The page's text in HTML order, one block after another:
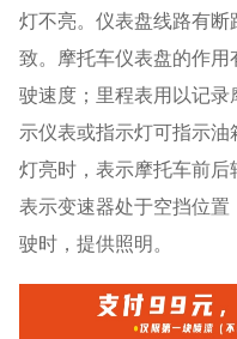
灯不亮。仪表盘线路有
致。摩托车仪表盘的作
驶速度；里程表用以记
示仪表或指示灯可指示
灯亮时，表示摩托车前后
表示变速器处于空挡位
驶时，提供照明。